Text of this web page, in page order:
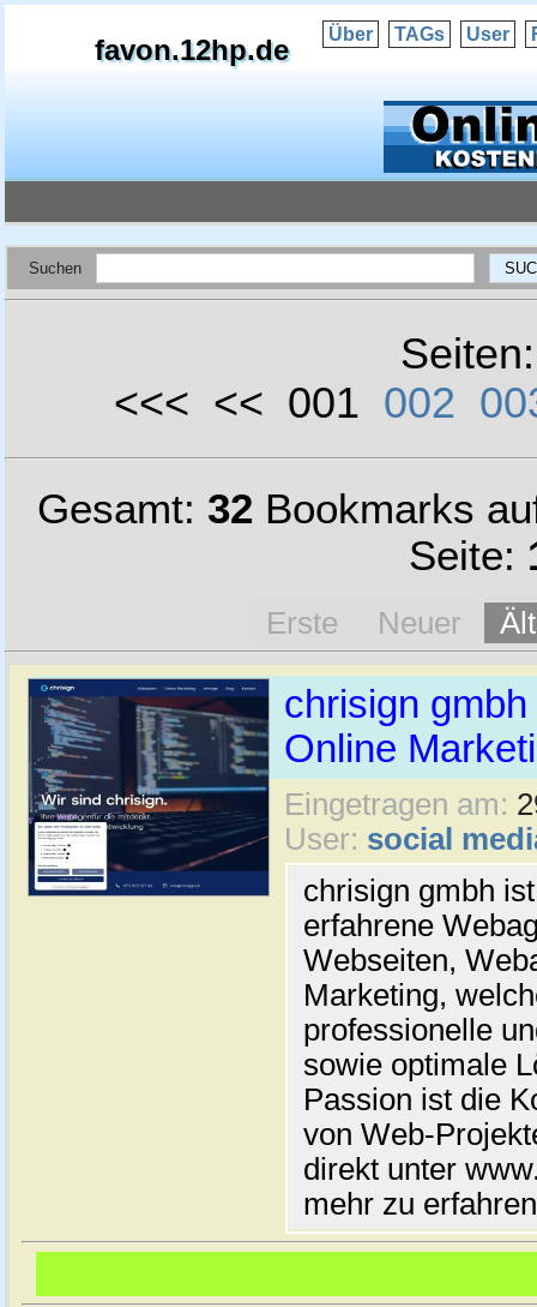
favon.12hp.de Über TAGs User
Suchen
<<< << 001 002
Gesamt: 32 Bookmarks
Seite:
Erste Neuer
chrisign
Online
Eingetragen am:
User: social
chrisign gmbh
erfahrene
Webseiten,
Marketing,
professionelle
sowie optimale
Passion ist die
von Web-
direkt unter
mehr zu